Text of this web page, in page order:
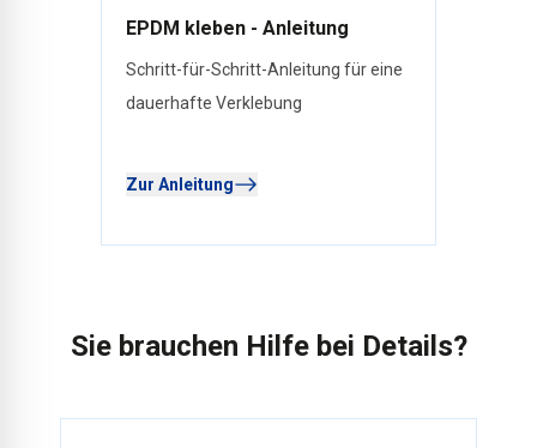
EPDM kleben - Anleitung
Schritt-für-Schritt-Anleitung für eine
dauerhafte Verklebung
Zur Anleitung
Sie brauchen Hilfe bei Details?